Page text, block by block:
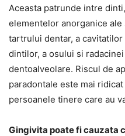
Aceasta patrunde intre
elementelor anorganice
tartrului dentar, a
dintilor, a osului si
dentoalveolare. Riscul de
paradontale este mai
persoanele tinere care au
Gingivita poate fi cauzata